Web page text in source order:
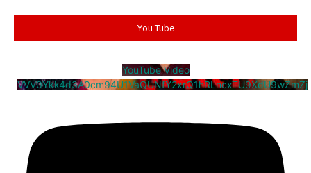
You Tube
YouTube Video
VVV0Ykk4d3A0cm94U1VaQUNfY2xrQ1hRLncxTU9XdU9wZmZj